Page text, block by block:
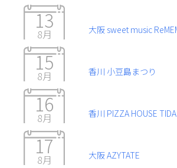
13
8月 大阪 sweet music
15
8月 香川 小豆島まつり
16
8月 香川 PIZZA HOUSE TIDA
17
8月 大阪 AZYTATE